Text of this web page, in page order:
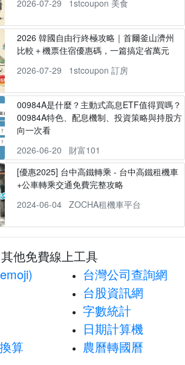
2026-07-29
1stcoupon 美食
2026 韓國自由行終極攻略｜首爾釜山濟州
比較＋機票住宿優惠碼，一篇搞定省萬元
2026-07-29
1stcoupon 訂房
00984A是什麼？主動式高息ETF值得買嗎？
00984A特色、配息機制、投資策略與持股方
向一次看
2026-06-20
財富101
[優惠2025] 台中高鐵轉乘 - 台中高鐵租機車
+公車轉乘交通免費完整攻略
2024-06-04
ZOCHA租機車平台
其他免費線上工具
算
台灣公司查詢網
台股資訊網
字數統計
日期計算機
農曆轉國曆